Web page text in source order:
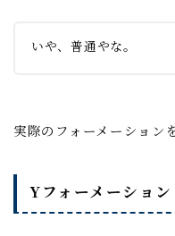
いや、普通やな。
実際のフォーメーション
Yフォーメーション